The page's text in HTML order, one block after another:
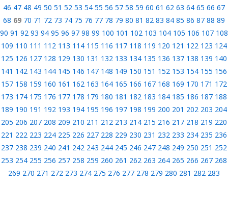
46 47 48 49 50 51 52 53 54 55 56 57 58 59 60 61 62 63 64 65 66 67
68 69 70 71 72 73 74 75 76 77 78 79 80 81 82 83 84 85 86 87 88 89
90 91 92 93 94 95 96 97 98 99 100 101 102 103 104 105 106 107 108
109 110 111 112 113 114 115 116 117 118 119 120 121 122 123 124
125 126 127 128 129 130 131 132 133 134 135 136 137 138 139 140
141 142 143 144 145 146 147 148 149 150 151 152 153 154 155 156
157 158 159 160 161 162 163 164 165 166 167 168 169 170 171 172
173 174 175 176 177 178 179 180 181 182 183 184 185 186 187 188
189 190 191 192 193 194 195 196 197 198 199 200 201 202 203 204
205 206 207 208 209 210 211 212 213 214 215 216 217 218 219 220
221 222 223 224 225 226 227 228 229 230 231 232 233 234 235 236
237 238 239 240 241 242 243 244 245 246 247 248 249 250 251 252
253 254 255 256 257 258 259 260 261 262 263 264 265 266 267 268
269 270 271 272 273 274 275 276 277 278 279 280 281 282 283